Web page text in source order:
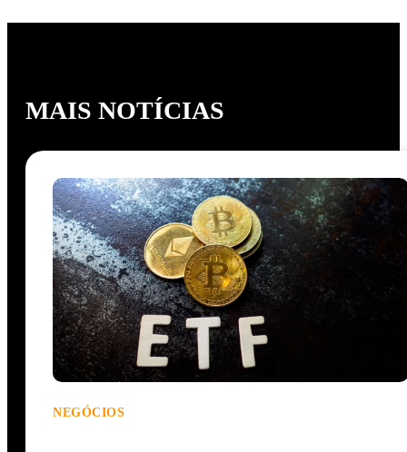
MAIS NOTÍCIAS
NEGÓCIOS